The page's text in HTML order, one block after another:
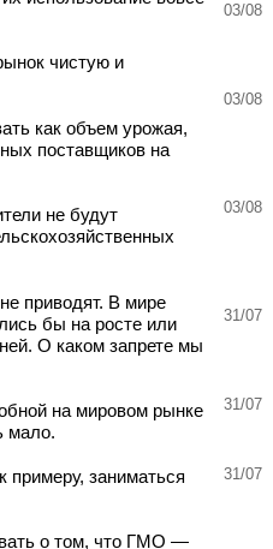
чистую и
как объем урожая,
поставщиков на
не будут
приводят. В мире
бы на росте или
О каком запрете мы
на мировом рынке
мало.
примеру, заниматься
о том, что ГМО —
03/08
03/08
03/08
31/07
31/07
31/07